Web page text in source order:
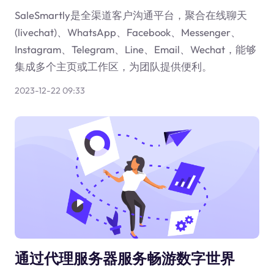
SaleSmartly是全渠道客户沟通平台，聚合在线聊天
(livechat)、WhatsApp、Facebook、Messenger、
Instagram、Telegram、Line、Email、Wechat，能够
集成多个主页或工作区，为团队提供便利。
2023-12-22 09:33
通过代理服务器服务畅游数字世界